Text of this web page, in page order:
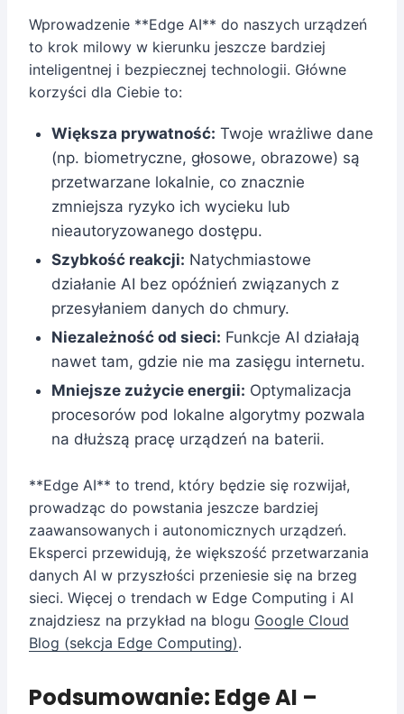
Wprowadzenie **Edge AI** do naszych urządzeń
to krok milowy w kierunku jeszcze bardziej
inteligentnej i bezpiecznej technologii. Główne
korzyści dla Ciebie to:
Większa prywatność: Twoje wrażliwe dane
(np. biometryczne, głosowe, obrazowe) są
przetwarzane lokalnie, co znacznie
zmniejsza ryzyko ich wycieku lub
nieautoryzowanego dostępu.
Szybkość reakcji: Natychmiastowe
działanie AI bez opóźnień związanych z
przesyłaniem danych do chmury.
Niezależność od sieci: Funkcje AI działają
nawet tam, gdzie nie ma zasięgu internetu.
Mniejsze zużycie energii: Optymalizacja
procesorów pod lokalne algorytmy pozwala
na dłuższą pracę urządzeń na baterii.
**Edge AI** to trend, który będzie się rozwijał,
prowadząc do powstania jeszcze bardziej
zaawansowanych i autonomicznych urządzeń.
Eksperci przewidują, że większość przetwarzania
danych AI w przyszłości przeniesie się na brzeg
sieci. Więcej o trendach w Edge Computing i AI
znajdziesz na przykład na blogu Google Cloud
Blog (sekcja Edge Computing).
Podsumowanie: Edge AI –